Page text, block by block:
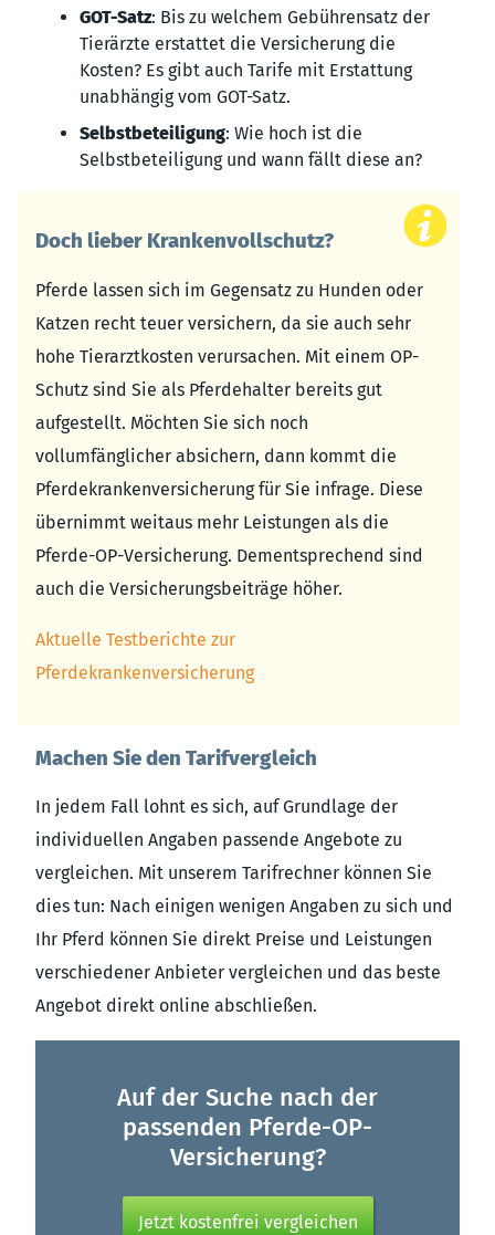
GOT-Satz: Bis zu welchem Gebührensatz der
Tierärzte erstattet die Versicherung die
Kosten? Es gibt auch Tarife mit Erstattung
unabhängig vom GOT-Satz.
Selbstbeteiligung: Wie hoch ist die
Selbstbeteiligung und wann fällt diese an?
Doch lieber Krankenvollschutz?
Pferde lassen sich im Gegensatz zu Hunden oder
Katzen recht teuer versichern, da sie auch sehr
hohe Tierarztkosten verursachen. Mit einem OP-
Schutz sind Sie als Pferdehalter bereits gut
aufgestellt. Möchten Sie sich noch
vollumfänglicher absichern, dann kommt die
Pferdekrankenversicherung für Sie infrage. Diese
übernimmt weitaus mehr Leistungen als die
Pferde-OP-Versicherung. Dementsprechend sind
auch die Versicherungsbeiträge höher.
Aktuelle Testberichte zur
Pferdekrankenversicherung
Machen Sie den Tarifvergleich
In jedem Fall lohnt es sich, auf Grundlage der
individuellen Angaben passende Angebote zu
vergleichen. Mit unserem Tarifrechner können Sie
dies tun: Nach einigen wenigen Angaben zu sich und
Ihr Pferd können Sie direkt Preise und Leistungen
verschiedener Anbieter vergleichen und das beste
Angebot direkt online abschließen.
Auf der Suche nach der
passenden Pferde-OP-
Versicherung?
Jetzt kostenfrei vergleichen